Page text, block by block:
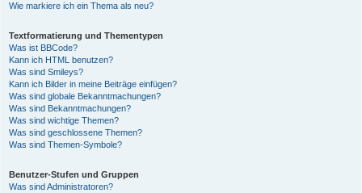
Wie markiere ich ein Thema als neu?
Textformatierung und Thementypen
Was ist BBCode?
Kann ich HTML benutzen?
Was sind Smileys?
Kann ich Bilder in meine Beiträge einfügen?
Was sind globale Bekanntmachungen?
Was sind Bekanntmachungen?
Was sind wichtige Themen?
Was sind geschlossene Themen?
Was sind Themen-Symbole?
Benutzer-Stufen und Gruppen
Was sind Administratoren?